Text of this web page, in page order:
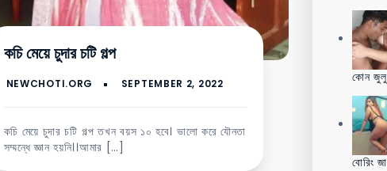
কচি মেয়ে চুদার চটি গল্প
কচি মেয়ে চুদার চটি গল্প তখন বয়স ১০ হবে। ভালো করে যৌনতা
সম্মন্ধে জ্ঞান হয়নি।।আমার […]
কোন
বোরিং